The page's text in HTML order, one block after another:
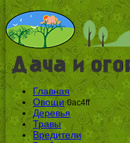
Главная
Овощи 0ac4ff
Деревья
Травы
Вредители